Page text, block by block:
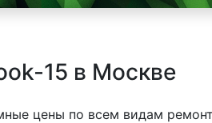
15 в Москве
цены по всем видам